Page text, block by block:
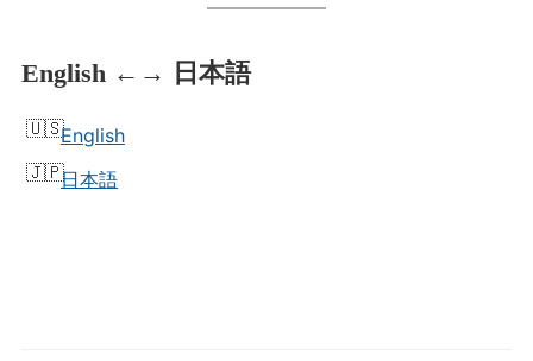
English ←→ 日本語
English
日本語